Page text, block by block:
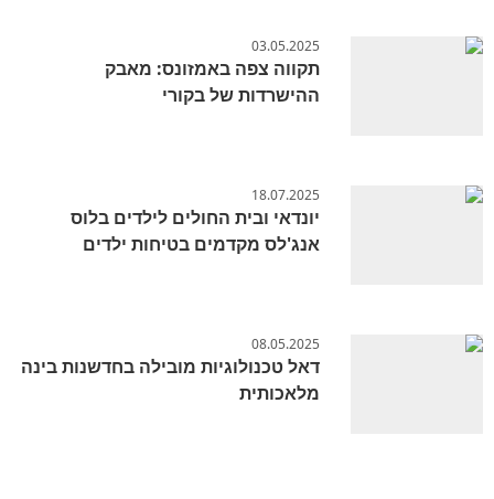
03.05.2025
תקווה צפה באמזונס: מאבק
ההישרדות של בקורי
18.07.2025
יונדאי ובית החולים לילדים בלוס
אנג'לס מקדמים בטיחות ילדים
08.05.2025
דאל טכנולוגיות מובילה בחדשנות בינה
מלאכותית